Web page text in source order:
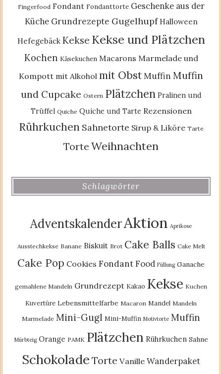
Fingerfood Fondant Fondanttorte Geschenke aus der
Küche Grundrezepte Gugelhupf Halloween
Hefegebäck Kekse Kekse und Plätzchen
Kochen Käsekuchen Macarons Marmelade und
Kompott mit Alkohol mit ObstMuffin Muffin
und Cupcake Ostern Plätzchen Pralinen und
Trüffel Quiche Quiche und Tarte Rezensionen
Rührkuchen Sahnetorte Sirup & Liköre Tarte
Torte Weihnachten
Schlagwörter
AdventskalenderAktion Aprikose
Ausstechkekse Banane Biskuit Brot Cake Balls Cake Melt
Cake Pop Cookies Fondant Food Füllung Ganache
gemahlene Mandeln Grundrezept Kakao Kekse Kuchen
Kuvertüre Lebensmittelfarbe Macaron Mandel Mandeln
Marmelade Mini-Gugl Mini-Muffin Motivtorte Muffin
Mürbteig Orange PAMK Plätzchen Rührkuchen Sahne
Schokolade Torte Vanille Wanderpaket